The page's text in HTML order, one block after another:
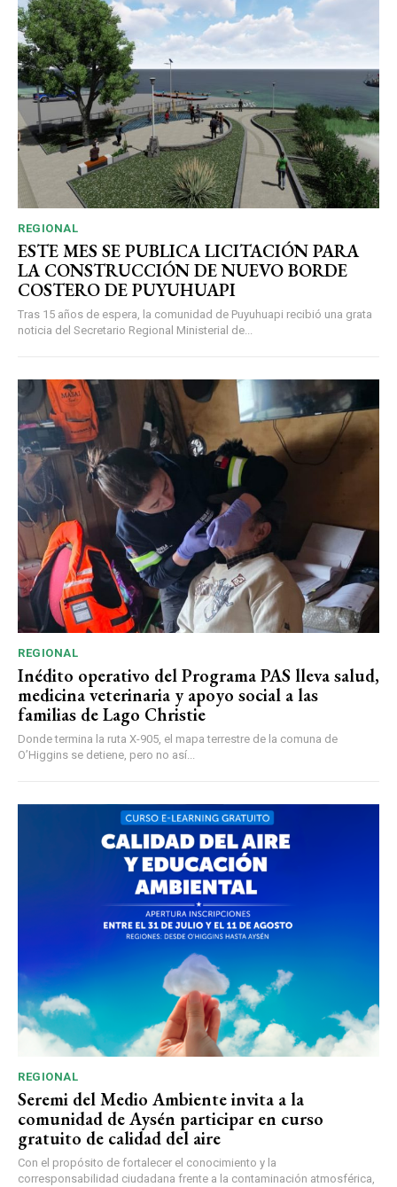
REGIONAL
ESTE MES SE PUBLICA LICITACIÓN PARA
LA CONSTRUCCIÓN DE NUEVO BORDE
COSTERO DE PUYUHUAPI
Tras 15 años de espera, la comunidad de Puyuhuapi recibió una grata
noticia del Secretario Regional Ministerial de...
REGIONAL
Inédito operativo del Programa PAS lleva salud,
medicina veterinaria y apoyo social a las
familias de Lago Christie
Donde termina la ruta X-905, el mapa terrestre de la comuna de
O’Higgins se detiene, pero no así...
REGIONAL
Seremi del Medio Ambiente invita a la
comunidad de Aysén participar en curso
gratuito de calidad del aire
Con el propósito de fortalecer el conocimiento y la
corresponsabilidad ciudadana frente a la contaminación atmosférica,